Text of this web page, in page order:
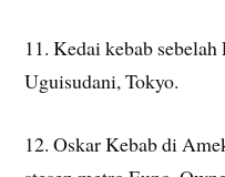
11. Kedai kebab
Uguisudani, Tokyo.
12. Oskar Kebab di